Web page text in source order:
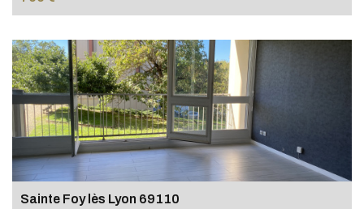
Sainte Foy lès Lyon 69110